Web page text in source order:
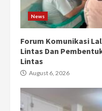
News
Forum Komunikasi
Lintas Dan
Lintas
August 6, 2026